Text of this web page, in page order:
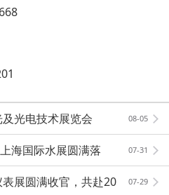
08-05
光电技术展览会
07-31
海国际水展圆满落
07-29
展圆满收官，共赴20